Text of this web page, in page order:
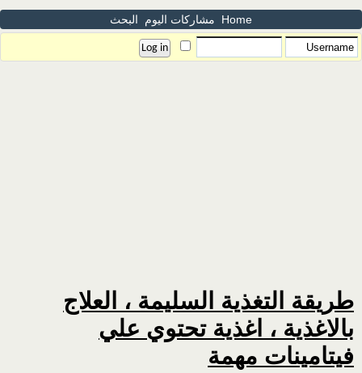
Home مشاركات اليوم البحث
طريقة التغذية السليمة ، العلاج
بالاغذية ، اغذية تحتوي علي
فيتامينات مهمة